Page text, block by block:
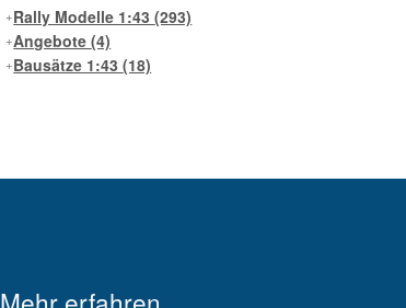
Rally Modelle 1:43(293)
Angebote(4)
Bausätze 1:43(18)